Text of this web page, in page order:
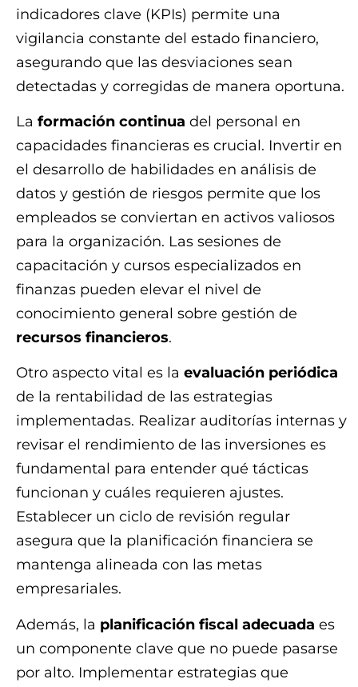
indicadores clave (KPIs) permite una
vigilancia constante del estado financiero,
asegurando que las desviaciones sean
detectadas y corregidas de manera oportuna.
La formación continua del personal en
capacidades financieras es crucial. Invertir en
el desarrollo de habilidades en análisis de
datos y gestión de riesgos permite que los
empleados se conviertan en activos valiosos
para la organización. Las sesiones de
capacitación y cursos especializados en
finanzas pueden elevar el nivel de
conocimiento general sobre gestión de
recursos financieros.
Otro aspecto vital es la evaluación periódica
de la rentabilidad de las estrategias
implementadas. Realizar auditorías internas y
revisar el rendimiento de las inversiones es
fundamental para entender qué tácticas
funcionan y cuáles requieren ajustes.
Establecer un ciclo de revisión regular
asegura que la planificación financiera se
mantenga alineada con las metas
empresariales.
Además, la planificación fiscal adecuada es
un componente clave que no puede pasarse
por alto. Implementar estrategias que